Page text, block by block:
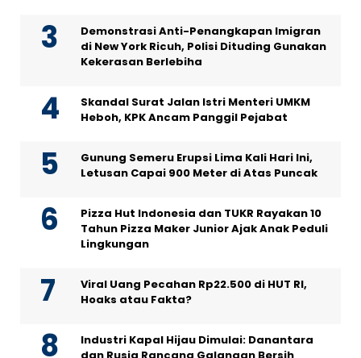
Demonstrasi Anti-Penangkapan Imigran
di New York Ricuh, Polisi Dituding Gunakan
Kekerasan Berlebiha
Skandal Surat Jalan Istri Menteri UMKM
Heboh, KPK Ancam Panggil Pejabat
Gunung Semeru Erupsi Lima Kali Hari Ini,
Letusan Capai 900 Meter di Atas Puncak
Pizza Hut Indonesia dan TUKR Rayakan 10
Tahun Pizza Maker Junior Ajak Anak Peduli
Lingkungan
Viral Uang Pecahan Rp22.500 di HUT RI,
Hoaks atau Fakta?
Industri Kapal Hijau Dimulai: Danantara